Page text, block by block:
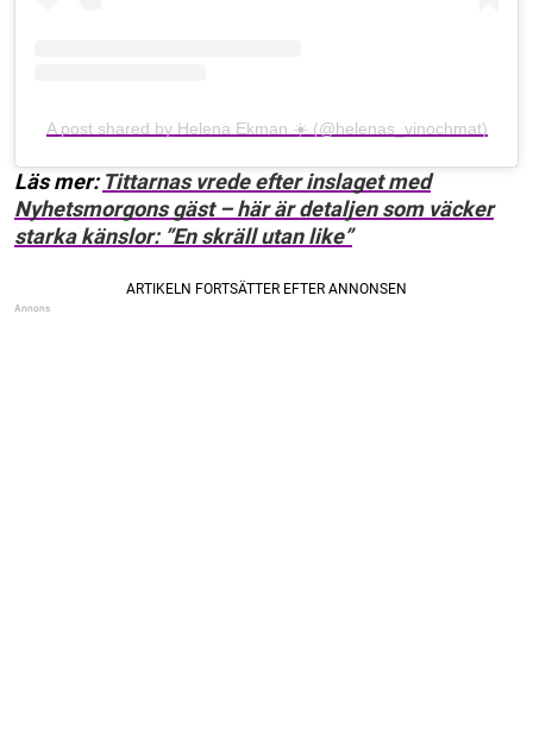
A post shared by Helena Ekman ☀️ (@helenas_vinochmat)
Läs mer: Tittarnas vrede efter inslaget med
Nyhetsmorgons gäst – här är detaljen som väcker
starka känslor: ”En skräll utan like”